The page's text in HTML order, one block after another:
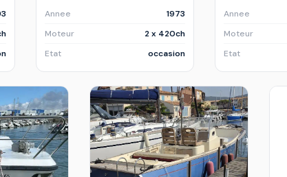
Annee
1973
Moteur
2 x 420ch
Etat
occasion
Annee
Moteur
Etat